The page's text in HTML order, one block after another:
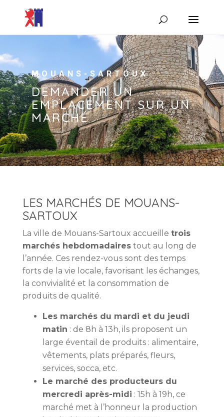
MOUANS-SARTOUX
DEMANDER UN
EMPLACEMENT SUR UN
MARCHÉ
LES MARCHÉS DE MOUANS-
SARTOUX
La ville de Mouans-Sartoux accueille trois
marchés hebdomadairestout au long de
l’année. Ces rendez-vous sont des temps
forts de la vie locale, favorisant les échanges,
la convivialité et la consommation de
produits de qualité.
Les marchés du mardi et du jeudi
matin : de 8h à 13h, ils proposent un
large éventail de produits : alimentaire,
vêtements, plats préparés, fleurs,
services, socca, etc.
Le marché des producteurs du
mercredi après-midi : 15h à 19h, ce
marché met à l’honneur la production